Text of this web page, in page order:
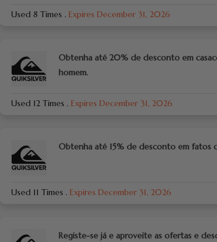
Used 8 Times . Expires December 31, 2026
Obtenha até 20% de desconto em
homem.
Used 12 Times . Expires December 31, 2026
Obtenha até 15% de desconto em fatos
Used 11 Times . Expires December 31, 2026
Registe-se já e aproveite as ofertas e